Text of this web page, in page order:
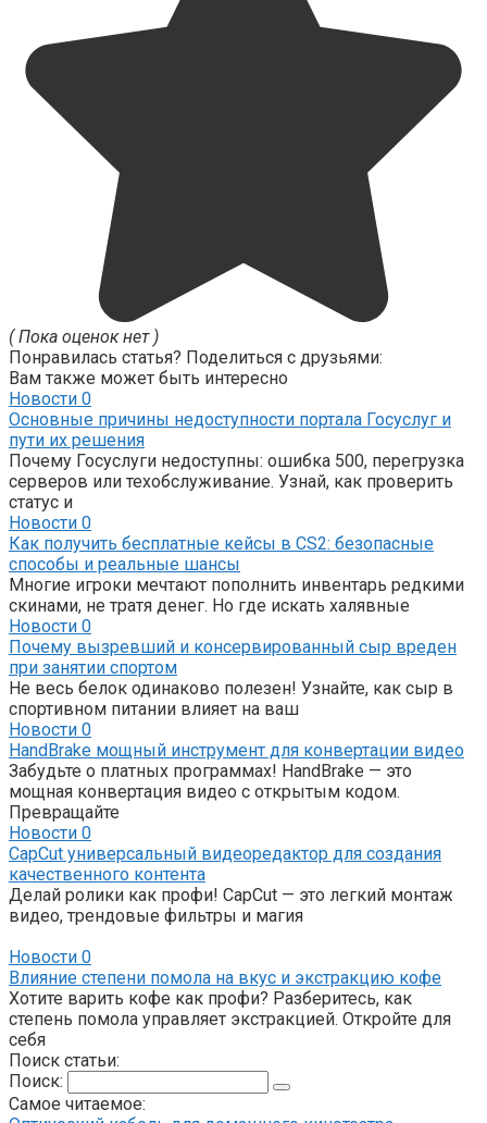
( Пока оценок нет )
Понравилась статья? Поделиться с друзьями:
Вам также может быть интересно
Новости 0
Основные причины недоступности портала Госуслуг и
пути их решения
Почему Госуслуги недоступны: ошибка 500, перегрузка
серверов или техобслуживание. Узнай, как проверить
статус и
Новости 0
Как получить бесплатные кейсы в CS2: безопасные
способы и реальные шансы
Многие игроки мечтают пополнить инвентарь редкими
скинами, не тратя денег. Но где искать халявные
Новости 0
Почему вызревший и консервированный сыр вреден
при занятии спортом
Не весь белок одинаково полезен! Узнайте, как сыр в
спортивном питании влияет на ваш
Новости 0
HandBrake мощный инструмент для конвертации видео
Забудьте о платных программах! HandBrake — это
мощная конвертация видео с открытым кодом.
Превращайте
Новости 0
CapCut универсальный видеоредактор для создания
качественного контента
Делай ролики как профи! CapCut — это легкий монтаж
видео, трендовые фильтры и магия
Новости 0
Влияние степени помола на вкус и экстракцию кофе
Хотите варить кофе как профи? Разберитесь, как
степень помола управляет экстракцией. Откройте для
себя
Поиск статьи:
Поиск:
Самое читаемое: